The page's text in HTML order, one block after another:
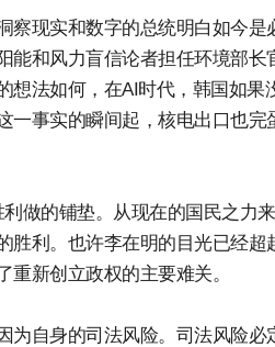
现实和数字的总统明白如今是
和风力盲信论者担任环境部长
法如何，在AI时代，韩国如果
事实的瞬间起，核电出口也完
做的铺垫。从现在的国民之力
利。也许李在明的目光已经超
新创立政权的主要难关。
自身的司法风险。司法风险必